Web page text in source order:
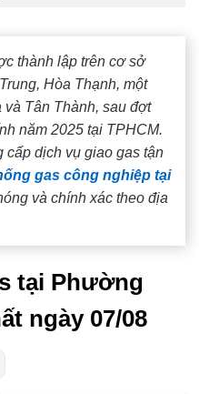
thành lập trên cơ sở
Hòa Thạnh, một
Tân Thành, sau đợt
năm 2025 tại TPHCM.
cấp dịch vụ giao gas tận
gas công nghiệp tại
và chính xác theo địa
tại Phường
ngày 07/08